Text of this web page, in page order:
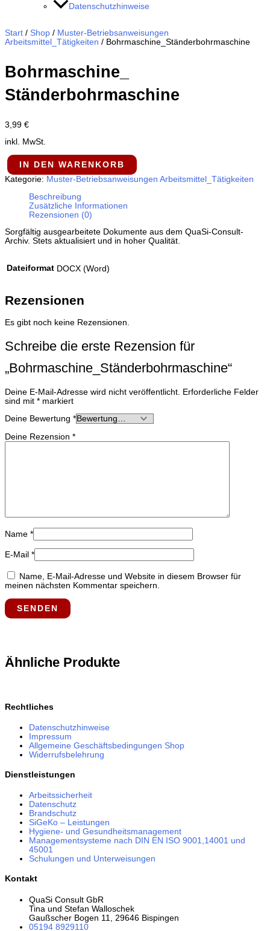
Datenschutzhinweise
Start / Shop / Muster-Betriebsanweisungen
Arbeitsmittel_Tätigkeiten / Bohrmaschine_​Ständerbohrmaschine
Bohrmaschine_​
Ständerbohrmaschine
3,99 €
inkl. MwSt.
IN DEN WARENKORB
Kategorie: Muster-Betriebsanweisungen Arbeitsmittel_Tätigkeiten
Beschreibung
Zusätzliche Informationen
Rezensionen (0)
Sorgfältig ausgearbeitete Dokumente aus dem QuaSi-​Consult-​
Archiv. Stets aktualisiert und in hoher Qualität.
Dateiformat DOCX (Word)
Rezensionen
Es gibt noch keine Rezensionen.
Schreibe die erste Rezension für
„Bohrmaschine_​Ständerbohrmaschine“
Deine E-Mail-Adresse wird nicht veröffentlicht. Erforderliche Felder
sind mit * markiert
Deine Bewertung *
Deine Rezension *
Name *
E-Mail *
Name, E-Mail-Adresse und Website in diesem Browser für
meinen nächsten Kommentar speichern.
Ähnliche Produkte
Rechtliches
Datenschutzhinweise
Impressum
Allgemeine Geschäftsbedingungen Shop
Widerrufsbelehrung
Dienstleistungen
Arbeitssicherheit
Datenschutz
Brandschutz
SiGeKo – Leistungen
Hygiene- und Gesundheitsmanagement
Managementsysteme nach DIN EN ISO 9001,14001 und
45001
Schulungen und Unterweisungen
Kontakt
QuaSi Consult GbR
Tina und Stefan Walloschek
Gaußscher Bogen 11, 29646 Bispingen
05194 8929110